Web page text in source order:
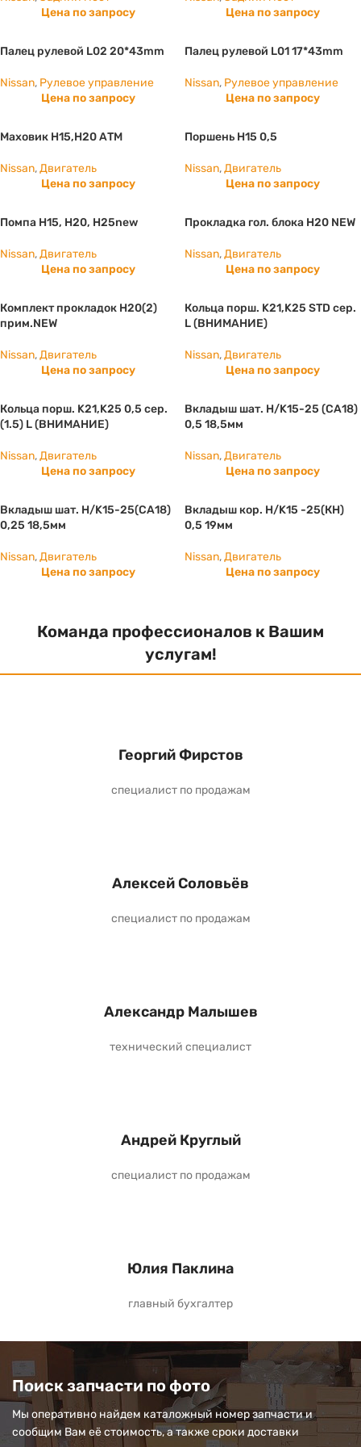
Цена по запросу
Цена по запросу
Палец рулевой L02 20*43mm
Nissan, Рулевое управление
Цена по запросу
Палец рулевой L01 17*43mm
Nissan, Рулевое управление
Цена по запросу
Маховик Н15,Н20 АТМ
Nissan,Двигатель
Цена по запросу
Поршень H15 0,5
Nissan,Двигатель
Цена по запросу
Помпа H15, Н20, Н25new
Nissan,Двигатель
Цена по запросу
Прокладка гол. блока H20 NEW
Nissan,Двигатель
Цена по запросу
Комплект прокладок H20(2)
прим.NEW
Nissan,Двигатель
Цена по запросу
Кольца порш. K21,K25 STD сер.
L (ВНИМАНИЕ)
Nissan,Двигатель
Цена по запросу
Кольца порш. K21,K25 0,5 сер.
(1.5) L (ВНИМАНИЕ)
Nissan,Двигатель
Цена по запросу
Вкладыш шат. Н/K15-25 (СА18)
0,5 18,5мм
Nissan,Двигатель
Цена по запросу
Вкладыш шат. Н/K15-25(СА18)
0,25 18,5мм
Nissan,Двигатель
Цена по запросу
Вкладыш кор. Н/K15 -25(КН)
0,5 19мм
Nissan,Двигатель
Цена по запросу
Команда профессионалов к Вашим
услугам!
Георгий Фирстов
специалист по продажам
Алексей Соловьёв
специалист по продажам
Александр Малышев
технический специалист
Андрей Круглый
специалист по продажам
Юлия Паклина
главный бухгалтер
Поиск запчасти по фото
Мы оперативно найдем каталожный номер запчасти и
сообщим Вам её стоимость, а также сроки доставки